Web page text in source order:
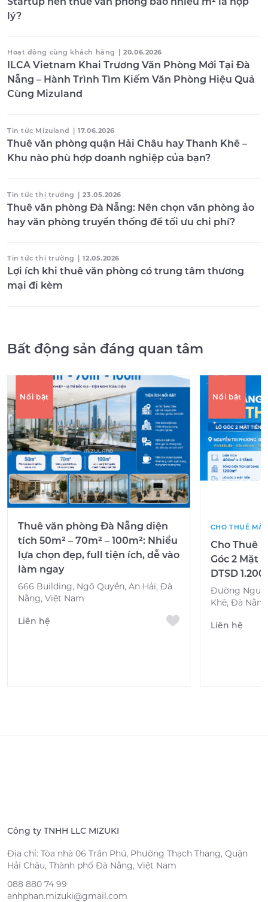
lý?
Hoạt động cùng khách hàng 20.06.2026
ILCA Vietnam Khai Trương Văn Phòng Mới Tại Đà
Nẵng – Hành Trình Tìm Kiếm Văn Phòng Hiệu Quả
Cùng Mizuland
Tin tức Mizuland 17.06.2026
Thuê văn phòng quận Hải Châu hay Thanh Khê –
Khu nào phù hợp doanh nghiệp của bạn?
Tin tức thị trường | 23.05.2026
Thuê văn phòng Đà Nẵng: Nên chọn văn phòng ảo
hay văn phòng truyền thống để tối ưu chi phí?
Tin tức thị trường 12.05.2026
Lợi ích khi thuê văn phòng có trung tâm thương
mại đi kèm
Bất động sản đáng quan tâm
Nổi bật
Thuê văn phòng Đà Nẵng diện
tích 50m² – 70m² – 100m²: Nhiều
lựa chọn đẹp, full tiện ích, dễ vào
làm ngay
666 Building, Ngô Quyền, An Hải, Đà
Nẵng, Việt Nam
Liên hệ
Nổi bật
CHO THUÊ
Cho Thuê
Góc 2 Mặt
DTSD
Đường
Khê, Đà
Liên hệ
Công ty TNHH LLC MIZUKI
Địa chỉ: Tòa nhà 06 Trần Phú, Phường Thạch Thang, Quận
Hải Châu, Thành phố Đà Nẵng, Việt Nam
088 880 74 99
anhphan.mizuki@gmail.com